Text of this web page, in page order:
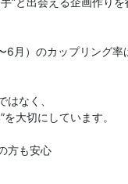
6月）のカップリング率
はなく、
大切にしています。
方も安心